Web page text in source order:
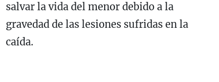
salvar la vida del menor debido a la
gravedad de las lesiones sufridas en la
caída.